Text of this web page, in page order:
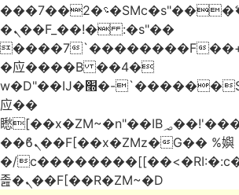
���؝�2��7�SMc�s"���ޭ�DQ/�应
�ܢ��F_��!� :�s"��
����7`��������F
�应����B ��4�
w�D"��IJ�׭�-`������S��9�Dr�ji��EJ߅��gJ�
应��
矁[��x�ZM~�n"��IB؃��!'����Тѕ��+��(m��IK�ʭ�/|
��ϐܢ��F[��x�ZMz�G�� %嬩
�/
졾�ܢ��F[��R�ZM~�D